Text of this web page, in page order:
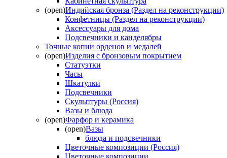
(open)Индийская бронза (Раздел на реконструкции)
Конфетницы (Раздел на реконструкции)
Аксессуары для дома
Подсвечники и канделябры
Точные копии орденов и медалей
(open)Изделия с бронзовым покрытием
Статуэтки
Часы
Шкатулки
Подсвечники
Скульптуры (Россия)
Вазы и блюда
(open)Фарфор и керамика
(open)Вазы
блюда и подсвечники
Цветочные композиции (Россия)
Цветочные композиции